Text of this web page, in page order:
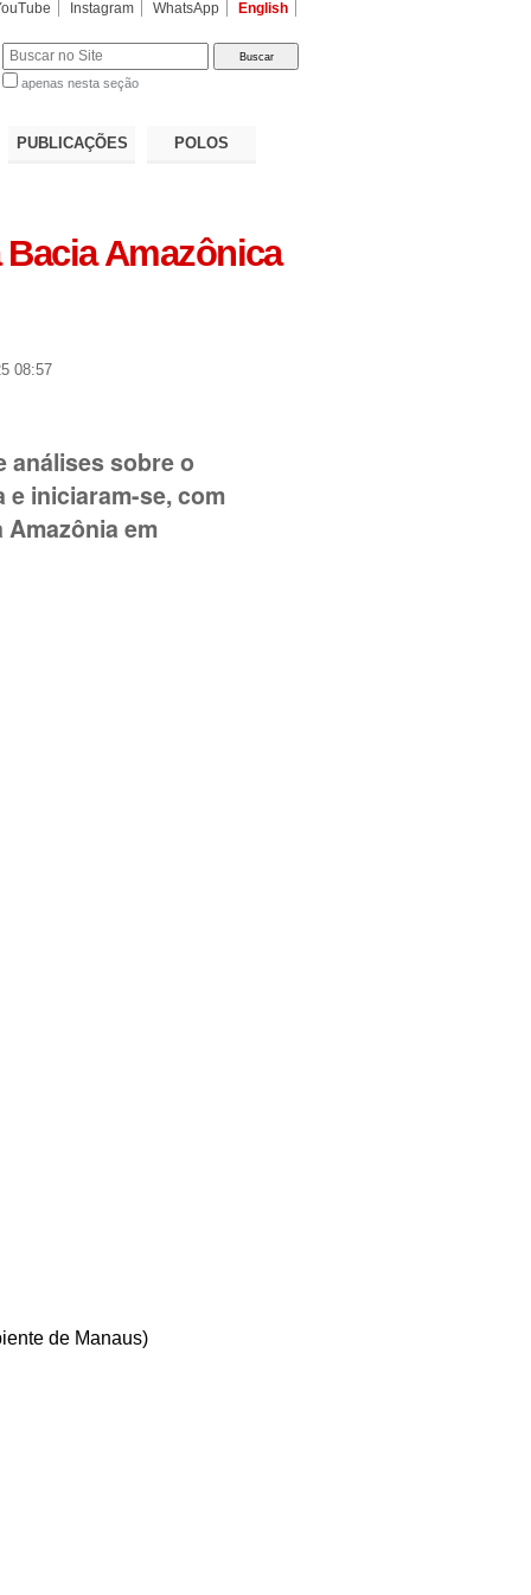
Instagram WhatsApp English
apenas nesta seção
PUBLICAÇÕES POLOS
Amazônica
08:57
análises sobre o
iniciaram-se, com
em
de Manaus)